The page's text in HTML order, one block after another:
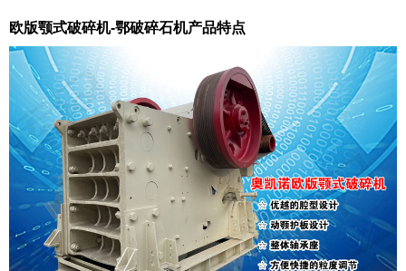
欧版颚式破碎机-鄂破碎石机产品特点